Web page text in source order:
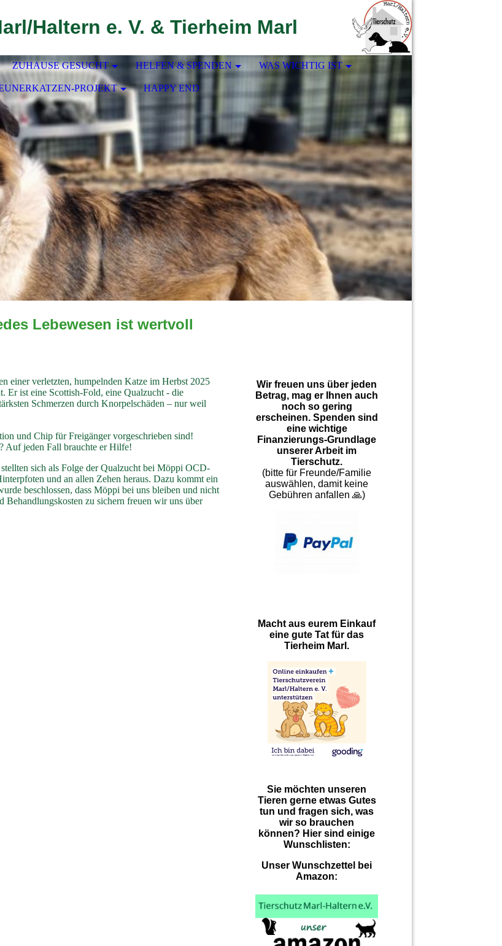
Haltern e. V. & Tierheim Marl
ZUHAUSE GESUCHT HELFEN & SPENDEN WAS WICHTIG IST
PROJEKT HAPPY END
Lebewesen ist wertvoll
einer verletzten, humpelnden Katze im Herbst 2025
Er ist eine Scottish-Fold, eine Qualzucht - die
Schmerzen durch Knorpelschäden – nur weil
und Chip für Freigänger vorgeschrieben sind!
Auf jeden Fall brauchte er Hilfe!
sich als Folge der Qualzucht bei Möppi OCD-
und an allen Zehen heraus. Dazu kommt ein
beschlossen, dass Möppi bei uns bleiben und nicht
zu sichern freuen wir uns über
Wir freuen uns über jeden
Betrag, mag er Ihnen auch
noch so gering
erscheinen. Spenden sind
eine wichtige
Finanzierungs-Grundlage
unserer Arbeit im
Tierschutz.
(bitte für Freunde/Familie
auswählen, damit keine
Gebühren anfallen 🙏)
Macht aus eurem Einkauf
eine gute Tat für das
Tierheim Marl.
Sie möchten unseren
Tieren gerne etwas Gutes
tun und fragen sich, was
wir so brauchen
können? Hier sind einige
Wunschlisten:
Unser Wunschzettel bei
Amazon: